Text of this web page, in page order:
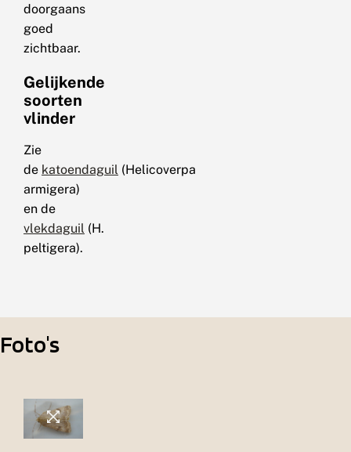
doorgaans
goed
zichtbaar.
Gelijkende
soorten
vlinder
Zie
de katoendaguil (Helicoverpa
armigera)
en de
vlekdaguil (H.
peltigera).
Foto's